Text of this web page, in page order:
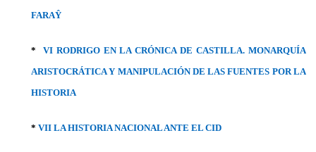
FARAŶ
* VI RODRIGO EN LA CRÓNICA DE CASTILLA. MONARQUÍA
ARISTOCRÁTICA Y MANIPULACIÓN DE LAS FUENTES POR LA
HISTORIA
* VII LA HISTORIA NACIONAL ANTE EL CID